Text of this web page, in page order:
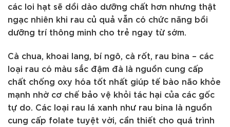
các loi hạt sẽ dồi dào dưỡng chất hơn nhưng thật
ngạc nhiên khi rau củ quả vẫn có chức năng bồi
dưỡng trí thông minh cho trẻ ngay từ sớm.
Cà chua, khoai lang, bí ngô, cà rốt, rau bina – các
loại rau có màu sắc đậm đà là nguồn cung cấp
chất chống oxy hóa tốt nhất giúp tế bào não khỏe
mạnh nhờ cơ chế bảo vệ khỏi tác hại của các gốc
tự do. Các loại rau lá xanh như rau bina là nguồn
cung cấp folate tuyệt vời, cần thiết cho quá trình